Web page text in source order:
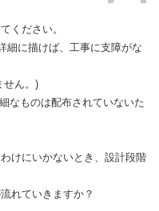
ください。
細に描けば、工事に支障がな
せん。)
なものは配布されていないた
けにいかないとき、設計段階
れていきますか？